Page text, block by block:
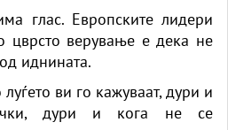
глас. Европските лидери
цврсто верување е дека не
иднината.
ви го кажуваат, дури и
дури и кога не се